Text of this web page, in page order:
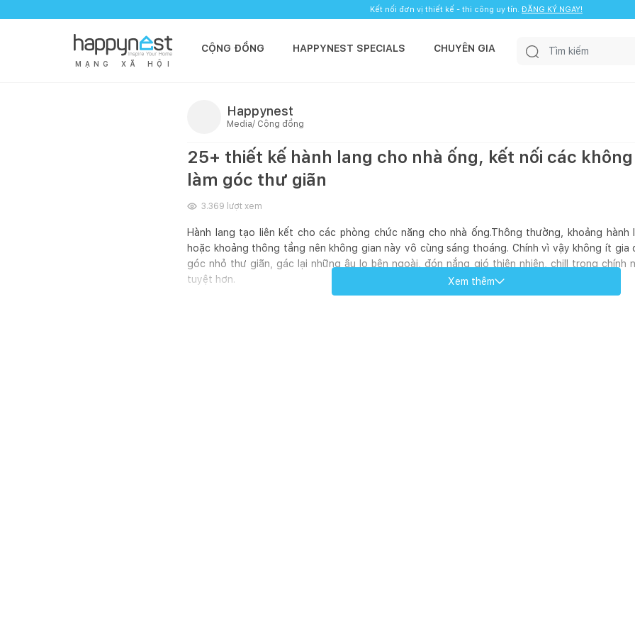
Kết nối đơn vị thiết kế - thi công uy tín. ĐĂNG KÝ NGAY!
M Ạ N G X Ã H Ộ I
CỘNG ĐỒNG HAPPYNEST SPECIALS CHUYÊN GIA
Happynest
Media/ Cộng đồng
25+ thiết kế hành lang cho nhà ống, kết nối các
làm góc thư giãn
3.369 lượt xem
Hành lang tạo liên kết cho các phòng chức năng cho nhà ống.Thông thường, khoảng hành
hoặc khoảng thông tầng nên không gian này vô cùng sáng thoáng. Chính vì vậy không ít gia
góc nhỏ thư giãn, gác lại những âu lo bên ngoài, đón nắng gió thiên nhiên, chill trong chính
tuyệt hơn.
Xem thêm